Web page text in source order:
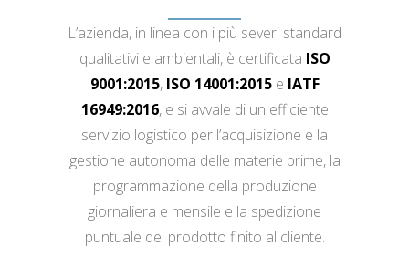
L’azienda, in linea con i più severi standard
qualitativi e ambientali, è certificata ISO
9001:2015, ISO 14001:2015e IATF
16949:2016, e si avvale di un efficiente
servizio logistico per l’acquisizione e la
gestione autonoma delle materie prime, la
programmazione della produzione
giornaliera e mensile e la spedizione
puntuale del prodotto finito al cliente.